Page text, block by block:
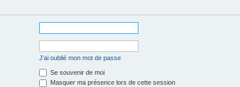
J’ai oublié mon mot de passe
Se souvenir de moi
Masquer ma présence lors de cette session